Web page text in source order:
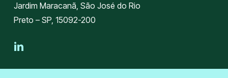
Jardim Maracanã, São José do Rio
Preto – SP, 15092-200